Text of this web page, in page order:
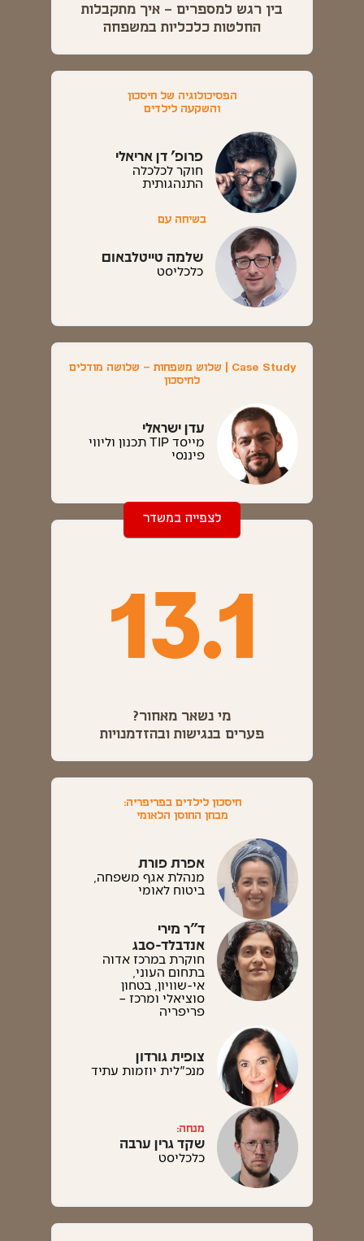
בין רגש למספרים – איך מתקבלות
החלטות כלכליות במשפחה
הפסיכולוגיה של חיסכון
והשקעה לילדים
פרופ' דן אריאלי
חוקר לכלכלה
התנהגותית
בשיחה עם
שלמה טייטלבאום
כלכליסט
Case Study | שלוש משפחות – שלושה מודלים
לחיסכון
עדן ישראלי
מייסד TIP תכנון וליווי
פיננסי
לצפייה במשדר
13.1
מי נשאר מאחור?
פערים בנגישות ובהזדמנויות
חיסכון לילדים בפריפריה:
מבחן החוסן הלאומי
אפרת פורת
מנהלת אגף משפחה,
ביטוח לאומי
ד"ר מירי
אנדבלד-סבג
חוקרת במרכז אדוה
בתחום העוני,
אי-שוויון, בטחון
סוציאלי ומרכז –
פריפריה
צופית גורדון
מנכ"לית יוזמות עתיד
מנחה:
שקד גרין ערבה
כלכליסט